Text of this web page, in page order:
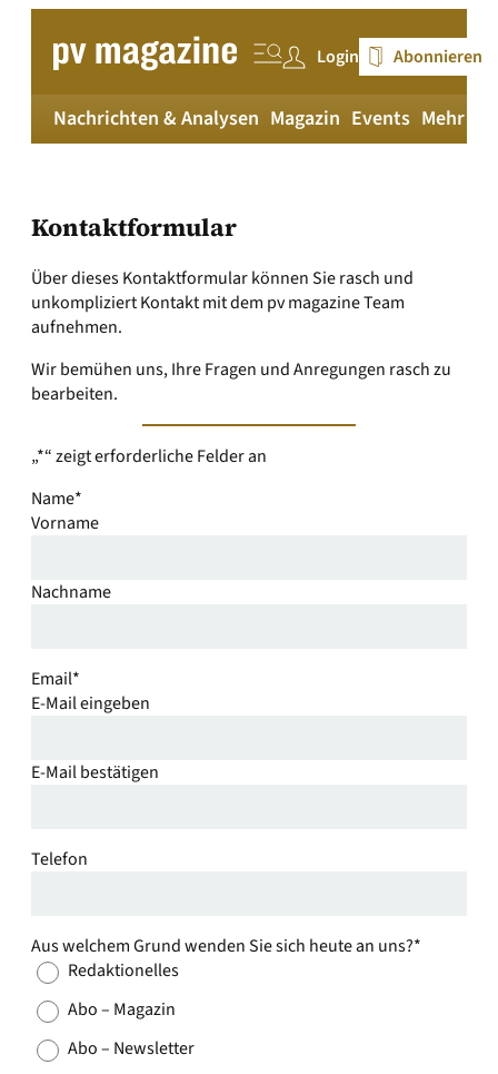
Login Abonnieren
Nachrichten & Analysen Magazin Events Mehr
Kontaktformular
Über dieses Kontaktformular können Sie rasch und
unkompliziert Kontakt mit dem pv magazine Team
aufnehmen.
Wir bemühen uns, Ihre Fragen und Anregungen rasch zu
bearbeiten.
„*“ zeigt erforderliche Felder an
Name*
Vorname
Nachname
Email*
E-Mail eingeben
E-Mail bestätigen
Telefon
Aus welchem Grund wenden Sie sich heute an uns?*
Redaktionelles
Abo – Magazin
Abo – Newsletter